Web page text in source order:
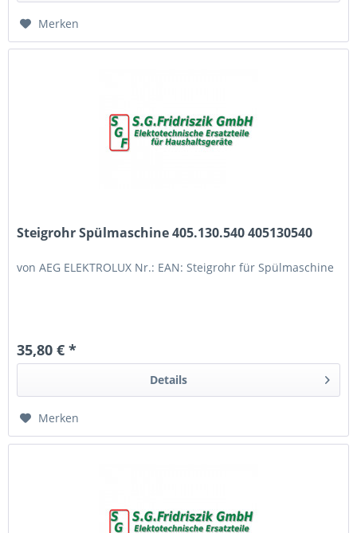
Merken
Steigrohr Spülmaschine 405.130.540 405130540
von AEG ELEKTROLUX Nr.: EAN: Steigrohr für Spülmaschine
35,80 € *
Details
Merken